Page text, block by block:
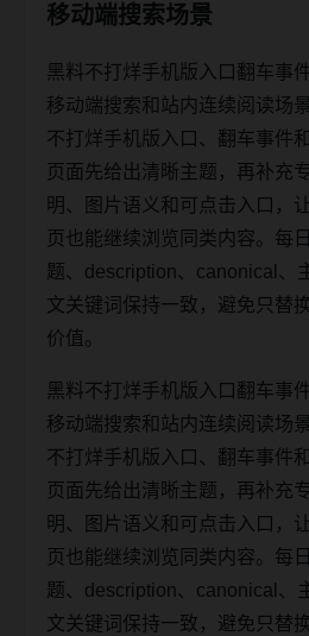
移动端搜索场景
黑料不打烊手机版入口翻车事
移动端搜索和站内连续阅读场
不打烊手机版入口、翻车事件
页面先给出清晰主题，再补充
明、图片语义和可点击入口，
页也能继续浏览同类内容。每
题、description、canonical、
文关键词保持一致，避免只替
价值。
黑料不打烊手机版入口翻车事
移动端搜索和站内连续阅读场
不打烊手机版入口、翻车事件
页面先给出清晰主题，再补充
明、图片语义和可点击入口，
页也能继续浏览同类内容。每
题、description、canonical、
文关键词保持一致，避免只替